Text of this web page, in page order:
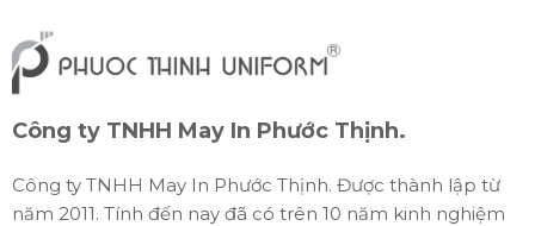
Công ty TNHH May In Phước Thịnh.
Công ty TNHH May In Phước Thịnh. Được thành lập từ
năm 2011. Tính đến nay đã có trên 10 năm kinh nghiệm